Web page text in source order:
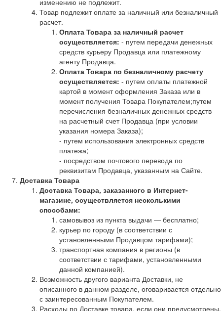
Товар подлежит оплате за наличный или безналичный
расчет.
Оплата Товара за наличный расчет
осуществляется: - путем передачи денежных
средств курьеру Продавца или платежному
агенту Продавца.
Оплата Товара по безналичному расчету
осуществляется: - путем оплаты платежной
картой в момент оформления Заказа или в
момент получения Товара Покупателем;путем
перечисления безналичных денежных средств
на расчетный счет Продавца (при условии
указания номера Заказа);
- путем использования электронных средств
платежа;
- посредством почтового перевода по
реквизитам Продавца, указанным на Сайте.
Доставка Товара
Доставка Товара, заказанного в Интернет-
магазине, осуществляется несколькими
способами:
самовывоз из пункта выдачи — бесплатно;
курьер по городу (в соответствии с
установленными Продавцом тарифами);
транспортная компания в регионы (в
соответствии с тарифами, установленными
данной компанией).
Возможность другого варианта Доставки, не
описанного в данном разделе, оговаривается отдельно
с заинтересованным Покупателем.
Расходы по Доставке товара, если они предусмотрены,